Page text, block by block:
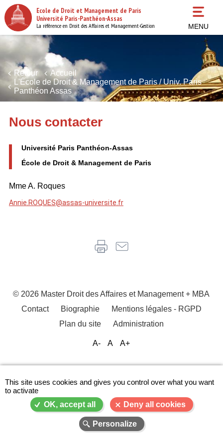
Aller
au
contenu
principal
Ecole de Droit et Management de Paris
Université Paris-Panthéon-Assas
La référence en Droit des Affaires et Management-Gestion MENU
Retour
Accueil
L'École de Droit & Management de Paris / Univ. Paris
Panthéon Assas
Nous contacter
Université Paris Panthéon-Assas
École de Droit & Management de Paris
Mme A. Roques
Annie.ROQUES@assas-universite.fr
© 2026 Master Droit des Affaires et Management + MBA
Contact Biographie
Mentions légales - RGPD
Plan du site
Administration
A- A A+
This site uses cookies and gives you control over what you want
to activate
OK, accept all
Deny all cookies
Personalize